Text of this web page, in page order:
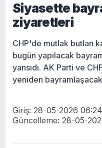
Siyasette
ziyaretleri
CHP'de mutlak butlan
bugün yapılacak
yansıdı. AK Parti ve
yeniden
Giriş: 28-05-2026 06:24
Güncelleme: 28-05-